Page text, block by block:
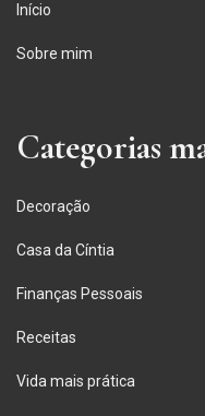
Início
Sobre mim
Categorias
Decoração
Casa da Cíntia
Finanças Pessoais
Receitas
Vida mais prática